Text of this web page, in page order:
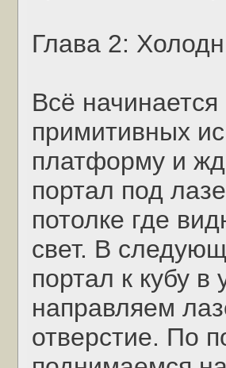
Глава 2:
Всё
примитивных
платформу и
портал под
потолке где
свет. В
портал к кубу
направляем
отверстие. По